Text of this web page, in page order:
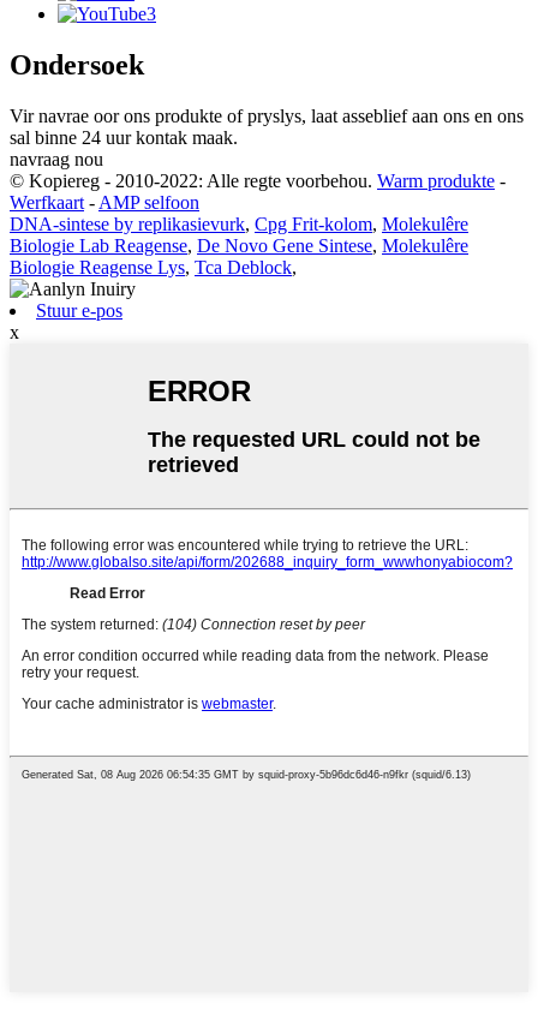
Ondersoek
Vir navrae oor ons produkte of pryslys, laat asseblief aan ons en ons
sal binne 24 uur kontak maak.
navraag nou
© Kopiereg - 2010-2022: Alle regte voorbehou. Warm produkte -
Werfkaart - AMP selfoon
DNA-sintese by replikasievurk, Cpg Frit-kolom, Molekulêre
Biologie Lab Reagense, De Novo Gene Sintese, Molekulêre
Biologie Reagense Lys, Tca Deblock,
Stuur e-pos
x